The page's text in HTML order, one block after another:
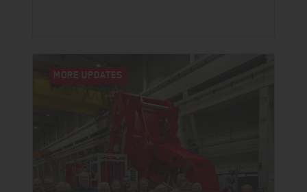
MORE UPDATES